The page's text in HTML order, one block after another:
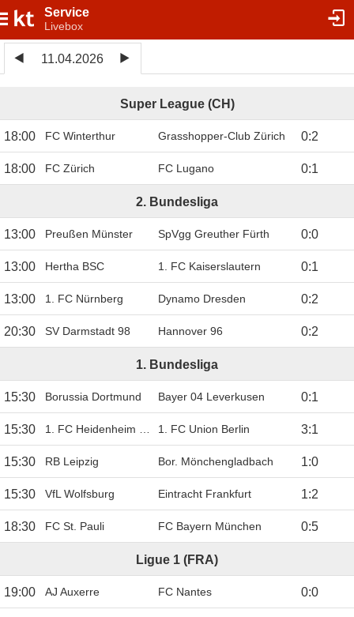
Service
Livebox
11.04.2026
Super League (CH)
18:00 FC Winterthur Grasshopper-Club Zürich 0:2
18:00 FC Zürich FC Lugano 0:1
2. Bundesliga
13:00 Preußen Münster SpVgg Greuther Fürth 0:0
13:00 Hertha BSC 1. FC Kaiserslautern 0:1
13:00 1. FC Nürnberg Dynamo Dresden 0:2
20:30 SV Darmstadt 98 Hannover 96 0:2
1. Bundesliga
15:30 Borussia Dortmund Bayer 04 Leverkusen 0:1
15:30 1. FC Heidenheim 1846 1. FC Union Berlin 3:1
15:30 RB Leipzig Bor. Mönchengladbach 1:0
15:30 VfL Wolfsburg Eintracht Frankfurt 1:2
18:30 FC St. Pauli FC Bayern München 0:5
Ligue 1 (FRA)
19:00 AJ Auxerre FC Nantes 0:0